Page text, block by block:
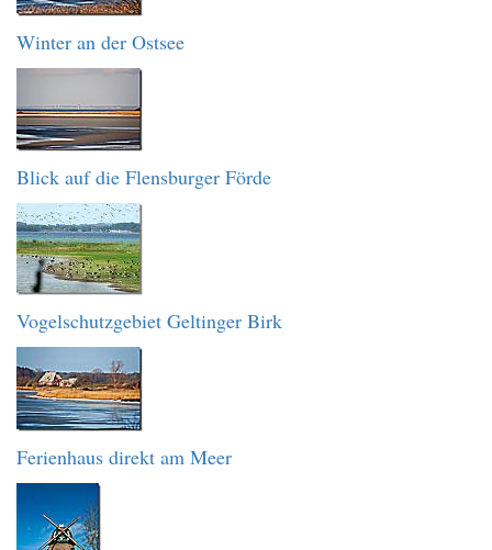
Winter an der Ostsee
Blick auf die Flensburger Förde
Vogelschutzgebiet Geltinger Birk
Ferienhaus direkt am Meer